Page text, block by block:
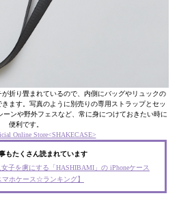
折り畳まれているので、内側にバッグやリュックの
ます。写真のように別売りの専用ストラップとセッ
ーンや野外フェスなど、常に身につけておきたい時に
便利です。
Online Store<SHAKECASE>
もたくさん読まれています
子を虜にする「HASHIBAMI」の iPhoneケース
マホケース☆ランキング】